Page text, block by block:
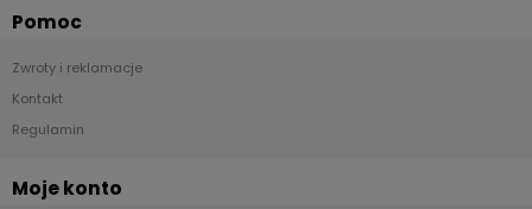
Pomoc
Zwroty i reklamacje
Kontakt
Regulamin
Moje konto